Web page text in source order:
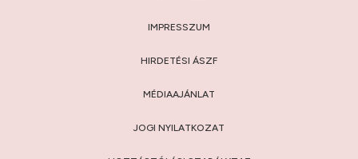
IMPRESSZUM
HIRDETÉSI ÁSZF
MÉDIAAJÁNLAT
JOGI NYILATKOZAT